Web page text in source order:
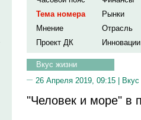
Тема номера
Рынки
Мнение
Отрасль
Проект ДК
Инновации
Вкус жизни
26 Апреля 2019, 09:15 |
"Человек и море" в